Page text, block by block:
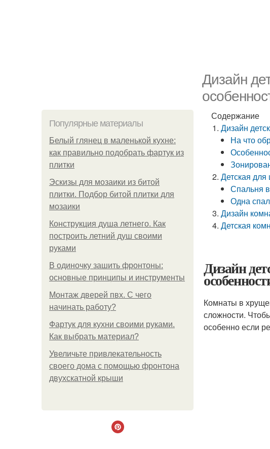
Дизайн
Популярные материалы
Белый глянец в маленькой кухне:
как правильно подобрать фартук из
плитки
Эскизы для мозаики из битой
плитки. Подбор битой плитки для
мозаики
Конструкция душа летнего. Как
построить летний душ своими
руками
В одиночку зашить фронтоны:
основные принципы и инструменты
Монтаж дверей пвх. С чего
начинать работу?
Фартук для кухни своими руками.
Как выбрать материал?
Увеличьте привлекательность
своего дома с помощью фронтона
двухскатной крыши
Содержание
Дизайн
На что
Детская
Спальня
Одна
Дизайн
Детская
Дизайн
Комнаты в
сложности.
особенно если